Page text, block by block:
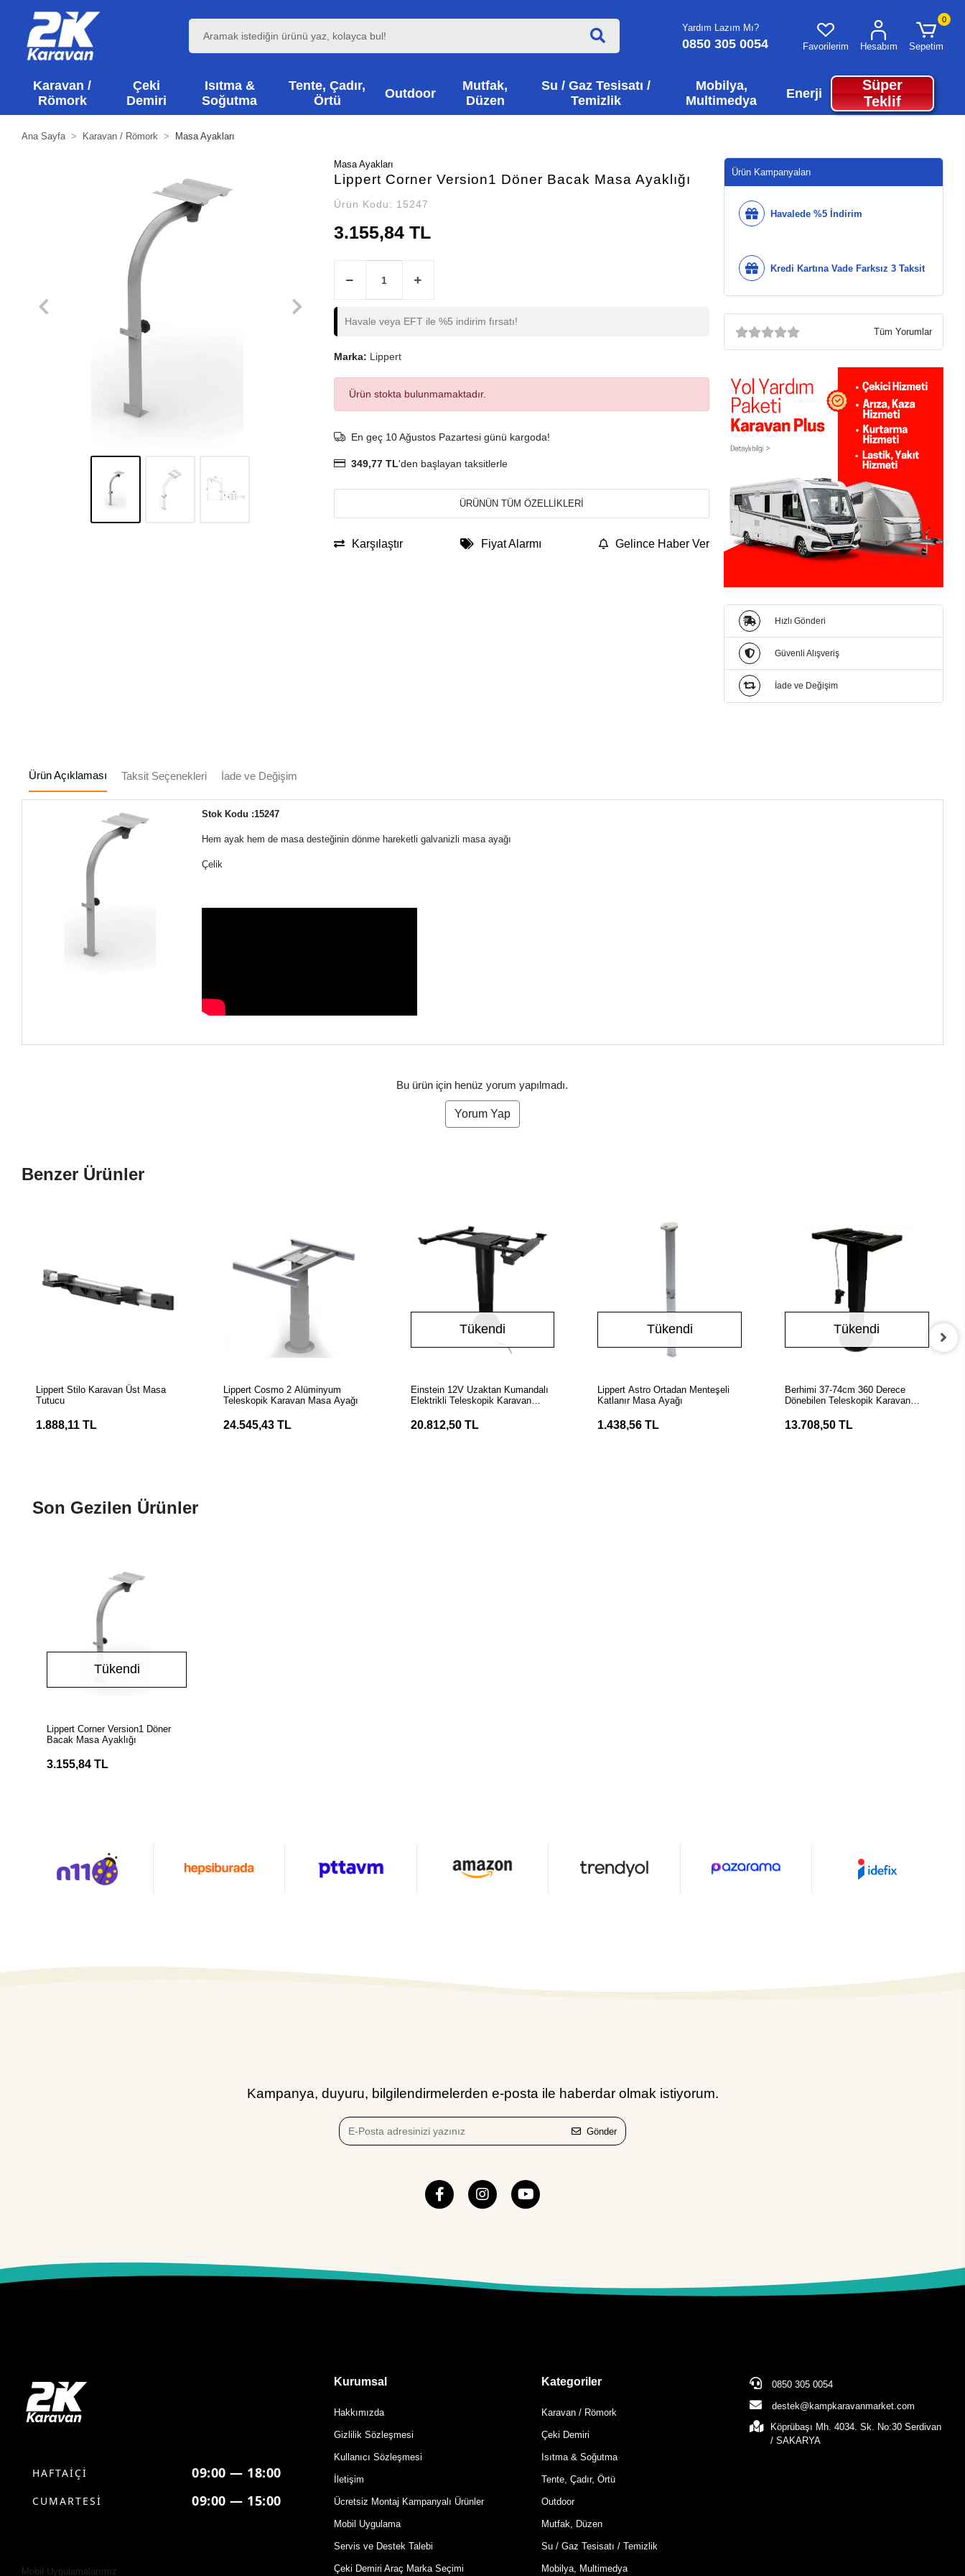
Yardım Lazım Mı?
0850 305 0054 Favorilerim Hesabım
0
Sepetim
Karavan /
Römork
Çeki
Demiri
Isıtma &
Soğutma
Tente, Çadır,
Örtü
Outdoor
Mutfak,
Düzen
Su / Gaz Tesisatı /
Temizlik
Mobilya,
Multimedya
Enerji
Süper
Teklif
Ana Sayfa Karavan / Römork Masa Ayakları
Masa Ayakları
Lippert Corner Version1 Döner Bacak Masa Ayaklığı
Ürün Kodu: 15247
3.155,84 TL
Havale veya EFT ile %5 indirim fırsatı!
Marka: Lippert
Ürün stokta bulunmamaktadır.
En geç 10 Ağustos Pazartesi günü kargoda!
349,77 TL'den başlayan taksitlerle
ÜRÜNÜN TÜM ÖZELLİKLERİ
Karşılaştır Fiyat Alarmı Gelince Haber Ver
Ürün Kampanyaları
Havalede %5 İndirim
Kredi Kartına Vade Farksız 3 Taksit
Tüm Yorumlar
Hızlı Gönderi
Güvenli Alışveriş
İade ve Değişim
Ürün Açıklaması Taksit Seçenekleri İade ve Değişim
Stok Kodu :15247
Hem ayak hem de masa desteğinin dönme hareketli galvanizli masa ayağı
Çelik
Bu ürün için henüz yorum yapılmadı.
Yorum Yap
Benzer Ürünler
Lippert Stilo Karavan Üst Masa
Tutucu
1.888,11 TL
Lippert Cosmo 2 Alüminyum
Teleskopik Karavan Masa Ayağı
24.545,43 TL
Tükendi
Einstein 12V Uzaktan Kumandalı
Elektrikli Teleskopik Karavan
20.812,50 TL
Tükendi
Lippert Astro Ortadan Menteşeli
Katlanır Masa Ayağı
1.438,56 TL
Tükendi
Berhimi 37-74cm 360 Derece
Dönebilen Teleskopik Karavan
13.708,50 TL
Son Gezilen Ürünler
Tükendi
Lippert Corner Version1 Döner
Bacak Masa Ayaklığı
3.155,84 TL
Kampanya, duyuru, bilgilendirmelerden e-posta ile haberdar olmak istiyorum.
Gönder
HAFTAİÇİ 09:00 — 18:00
CUMARTESİ 09:00 — 15:00
Mobil Uygulamalarımız
Kurumsal
Hakkımızda
Gizlilik Sözleşmesi
Kullanıcı Sözleşmesi
İletişim
Ücretsiz Montaj Kampanyalı Ürünler
Mobil Uygulama
Servis ve Destek Talebi
Çeki Demiri Araç Marka Seçimi
Kategoriler
Karavan / Römork
Çeki Demiri
Isıtma & Soğutma
Tente, Çadır, Örtü
Outdoor
Mutfak, Düzen
Su / Gaz Tesisatı / Temizlik
Mobilya, Multimedya
0850 305 0054
destek@kampkaravanmarket.com
Köprübaşı Mh. 4034. Sk. No:30 Serdivan
/ SAKARYA